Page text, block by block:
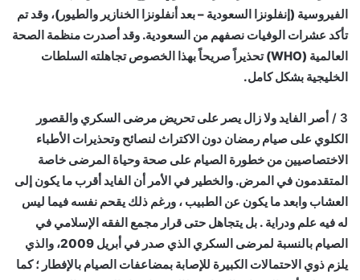
الفيروسية (إنفلونزا السعودية – بعد أنفلونزا الخنازير والطيور)، وقد تم
تأكد عشرات الوفيات نصفهم من السعودية. وقد أصدرت منظمة الصحة
العالمية (WHO) تحذيراً صريحاً بهذا الخصوص تجاهلته السلطات
الخليجية بشكل كامل.
3 /
أصر الفايد ولا زال يصر على تحريض مرضى السكري والقصور
الكلوي على صيام رمضان دون الاكتراث لنصائح وتحذيرات الأطباء
الاختصاصيين من خطورة الصيام على صحة وحياة المرضى خاصة
المتقدمون في المرض. والخطير في الأمر أن الفايد أقرب ما يكون إلى
العشاب وابعد ما يكون عن الطبيب ، ورغم ذلك يقحم نفسه فيما ليس
له فيه علم ودراية . بل يتجاهل حتى قرار مجمع الفقه الإسلامي في
الصيام بالنسبة لمرضى السكري الذي صدر في أبريل 2009، والذي
يلزم ذوي الاحتمالات الكبيرة للإصابة بمضاعفات الصيام بالإفطار ؛ كما